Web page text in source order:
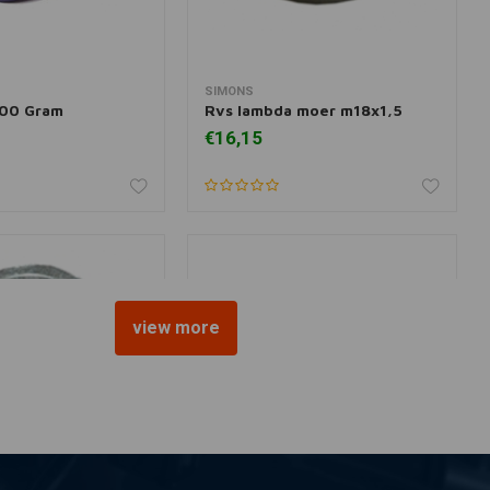
aan winkelwagen
Gram
Toevoegen aan winkelwagen
SIMONS
Rvs lambda moer m18x1,5
€16,15
view more